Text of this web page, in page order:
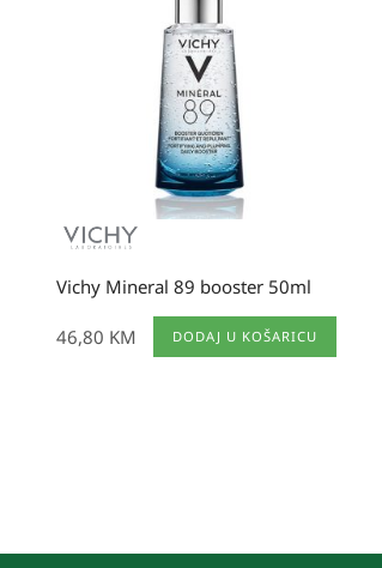
Vichy Mineral 89 booster 50ml
46,80 KM DODAJ U KOŠARICU